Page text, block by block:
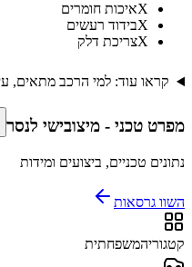
Xאיכות חומרים
Xבידוד רעשים
Xצריכת דלק
קראו עוד: למי הרכב מתאים,
מפרט טכני - מיצובישי לנסר
נתונים טכניים, ביצועים ומידות
השוו גרסאות
קטגוריהמשפחתית